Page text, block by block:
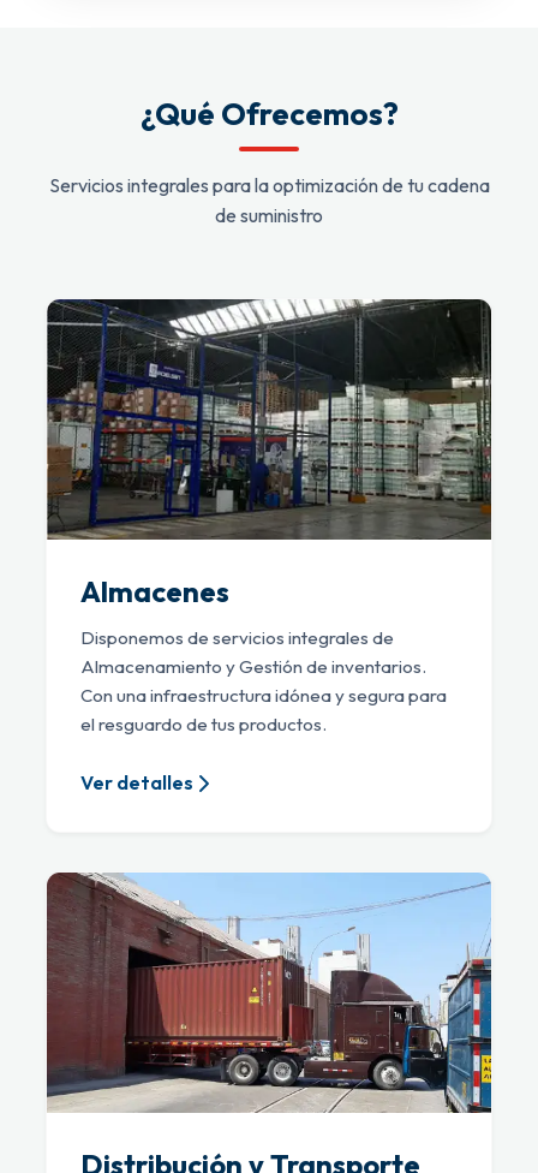
¿Qué Ofrecemos?
Servicios integrales para la optimización de tu cadena
de suministro
Almacenes
Disponemos de servicios integrales de
Almacenamiento y Gestión de inventarios.
Con una infraestructura idónea y segura para
el resguardo de tus productos.
Ver detalles
Distribución y Transporte